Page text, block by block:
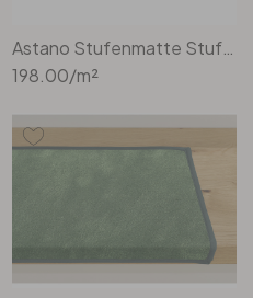
Astano Stufenmatte Stufenmatte Rechteckig Wunschmass in Anthrazit
198.00/m²